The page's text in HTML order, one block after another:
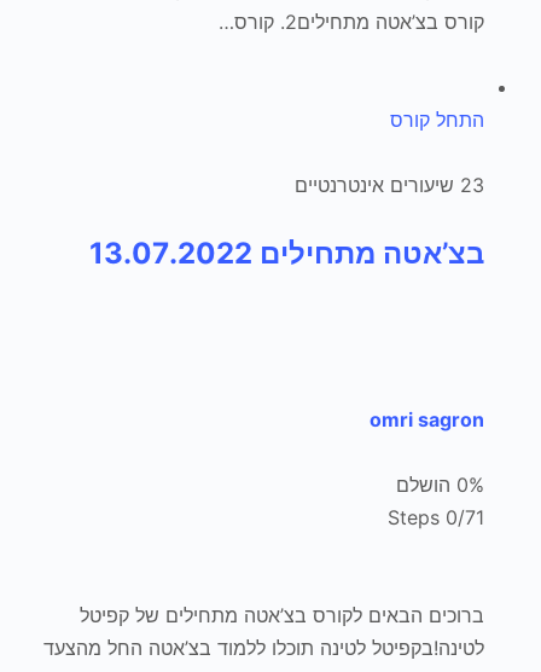
קורס בצ’אטה מתחילים2. קורס…
התחל קורס
23 שיעורים אינטרנטיים
בצ’אטה מתחילים 13.07.2022
omri sagron
0% הושלם
0/71 Steps
ברוכים הבאים לקורס בצ’אטה מתחילים של קפיטל
לטינה!בקפיטל לטינה תוכלו ללמוד בצ’אטה החל מהצעד